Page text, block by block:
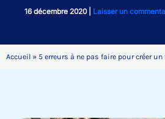
16 décembre 2020 Laisser un
Accueil » 5 erreurs à ne pas faire pour créer